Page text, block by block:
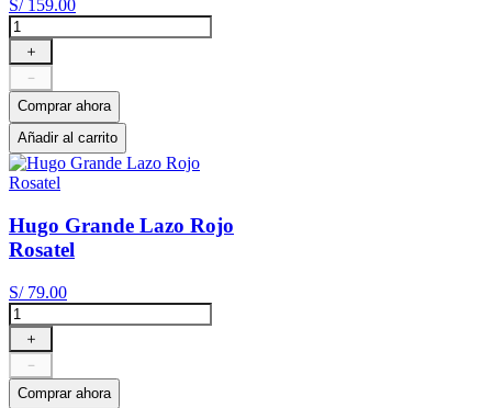
S/ 159.00
＋
－
Comprar ahora
Añadir al carrito
Hugo Grande Lazo Rojo
Rosatel
S/ 79.00
＋
－
Comprar ahora